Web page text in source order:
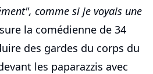
comme si je voyais une
la comédienne de 34
des gardes du corps du
les paparazzis avec